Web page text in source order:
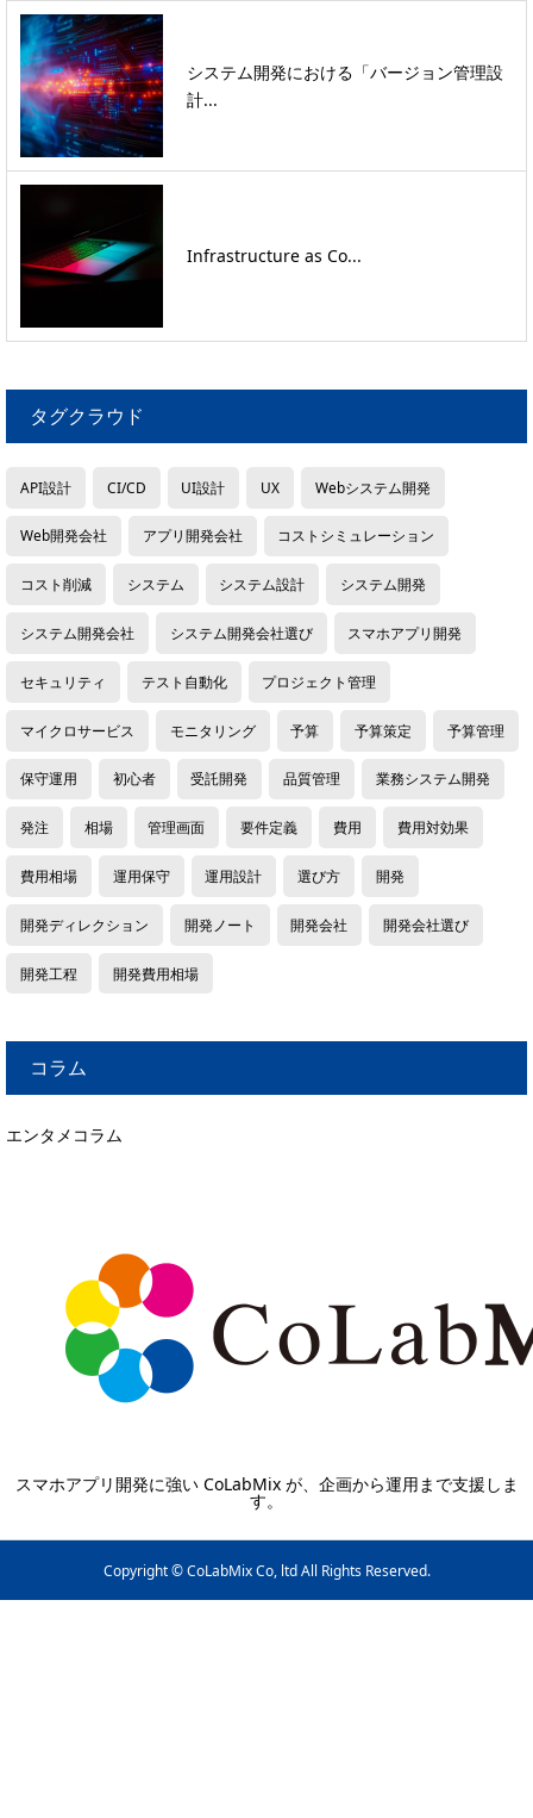
システム開発における「バージョン管理設
計...
Infrastructure as Co...
タグクラウド
API設計 CI/CD UI設計 UX Webシステム開発
Web開発会社 アプリ開発会社 コストシミュレーション
コスト削減 システム システム設計 システム開発
システム開発会社 システム開発会社選び スマホアプリ開発
セキュリティ テスト自動化 プロジェクト管理
マイクロサービス モニタリング 予算 予算策定 予算管理
保守運用 初心者 受託開発 品質管理 業務システム開発
発注 相場 管理画面 要件定義 費用 費用対効果
費用相場 運用保守 運用設計 選び方 開発
開発ディレクション 開発ノート 開発会社 開発会社選び
開発工程 開発費用相場
コラム
エンタメコラム
スマホアプリ開発に強い CoLabMix が、企画から運用まで支援しま
す。
Copyright © CoLabMix Co, ltd All Rights Reserved.